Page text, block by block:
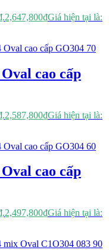
2,647,800₫Giá hiện tại là:
cao cấp
2,587,800₫Giá hiện tại là:
cao cấp
2,497,800₫Giá hiện tại là: